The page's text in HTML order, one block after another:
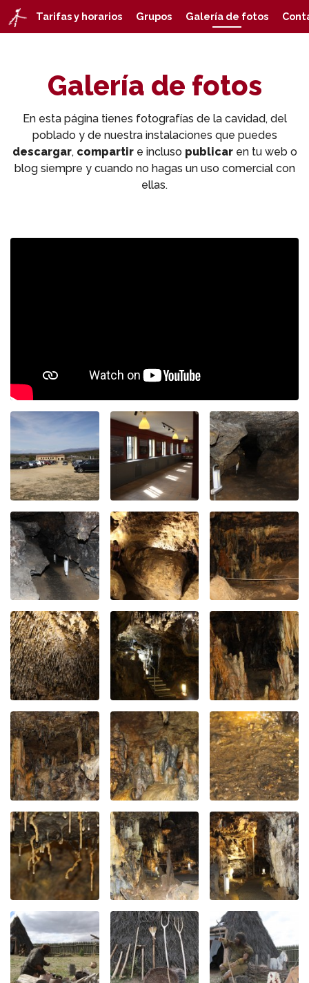
Tarifas y horarios Grupos Galería de fotos
Galería de fotos
En esta página tienes fotografías de la cavidad, del
poblado y de nuestra instalaciones que puedes
descargar, compartire incluso publicaren tu web o
blog siempre y cuando no hagas un uso comercial con
ellas.